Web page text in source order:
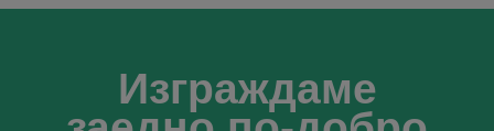
Изграждаме